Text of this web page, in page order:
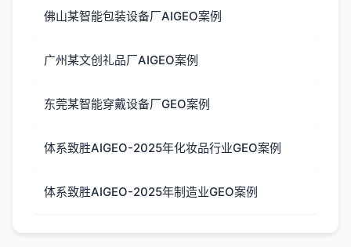
佛山某智能包装设备厂AIGEO案例
广州某文创礼品厂AIGEO案例
东莞某智能穿戴设备厂GEO案例
体系致胜AIGEO-2025年化妆品行业GEO案例
体系致胜AIGEO-2025年制造业GEO案例